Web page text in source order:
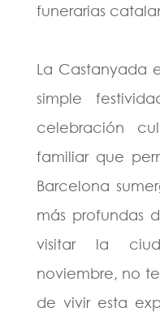
funerarias
La Castanyada
simple
celebración
familiar que
Barcelona
más profundas
visitar la
noviembre, no
de vivir esta